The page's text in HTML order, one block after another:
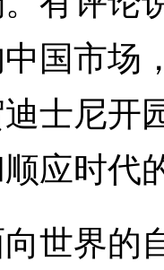
国市场
士尼开
应时代
界的